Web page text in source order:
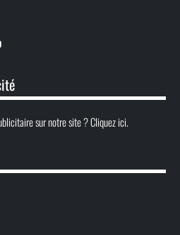
sur notre site ? Cliquez ici.